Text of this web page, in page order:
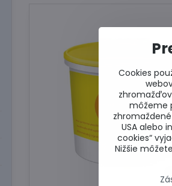
Cookies
môžeme
USA alebo
cookies“
Nižšie